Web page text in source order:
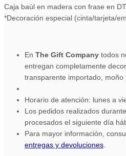
Caja baúl en madera con frase en
*Decoración especial (cinta/tarjeta/
En The Gift Company todos
entregan completamente
transparente importado, moño
Horario de atención: lunes a
Los pedidos realizados
procesados el siguiente día
Para mayor información,
entregas y devoluciones